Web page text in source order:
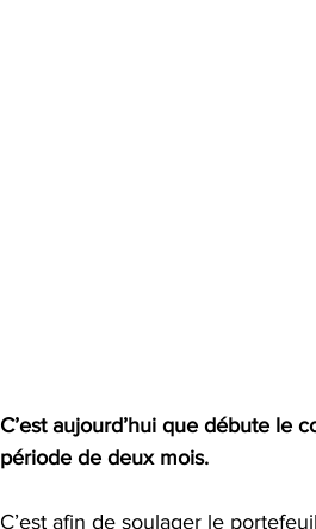
C’est aujourd’hui que débute le
période de deux mois.
C’est afin de soulager le